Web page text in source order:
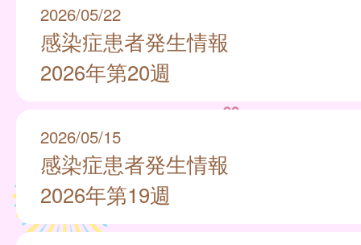
2026/05/22
感染症患者発生情報
2026年第20週
2026/05/15
感染症患者発生情報
2026年第19週